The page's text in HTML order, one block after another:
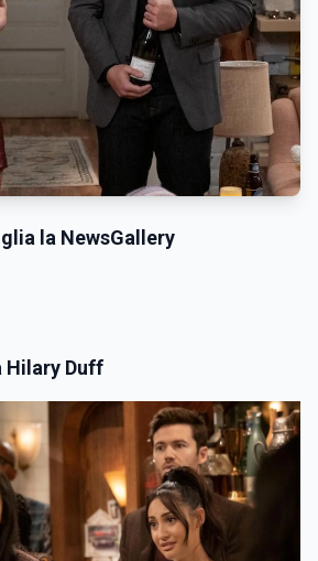
la NewsGallery
Hilary Duff